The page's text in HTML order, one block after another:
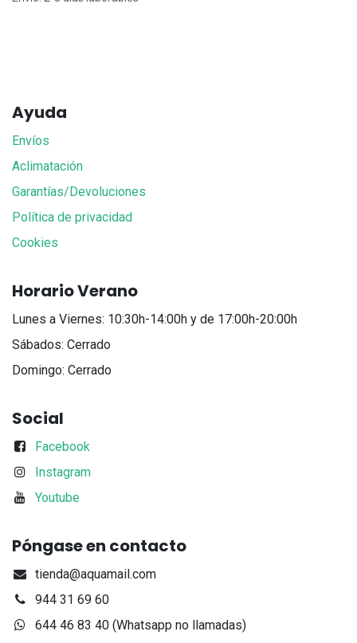
Ayuda
Envíos
Aclimatación
Garantías/Devoluciones
Política de privacidad
Cookies
Horario Verano
Lunes a Viernes: 10:30h-14:00h y de 17:00h-20:00h
Sábados: Cerrado
Domingo: Cerrado
Social
Facebook
Instagram
Youtube
Póngase en contacto
tienda@aquamail.com
944 31 69 60
644 46 83 40 (Whatsapp no llamadas)